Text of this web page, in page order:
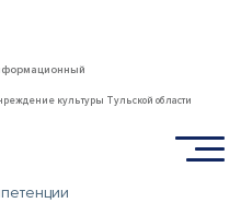
культуры Тульской области